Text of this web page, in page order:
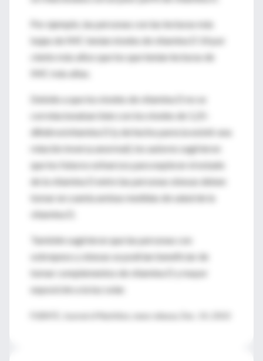
Por ejemplo, las personas con las lecturas más
bajas de IMC tenían niveles de vitamina D 14 por
ciento más altos que los que tenían lecturas de
IMC más altas.
Debido a que los niveles de vitamina D no se
correlacionaban bien con los niveles de 1,25-
dihidroxivitamina D (y de hecho parecía existir una
relación inversa anormal), los autores sugirieron
que los futuros esfuerzos para explorar el estado
de la vitamina D entre las personas obesas deben
tomar en cuenta ambas medidas de salud de la
vitamina D.
También sugirieron que las personas con
sobrepeso y obesas se podrían beneficiar de
tomar complementos de vitamina D y mayor
exposición a la luz solar.